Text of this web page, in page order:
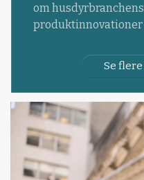
om
produktinnovationer
Se